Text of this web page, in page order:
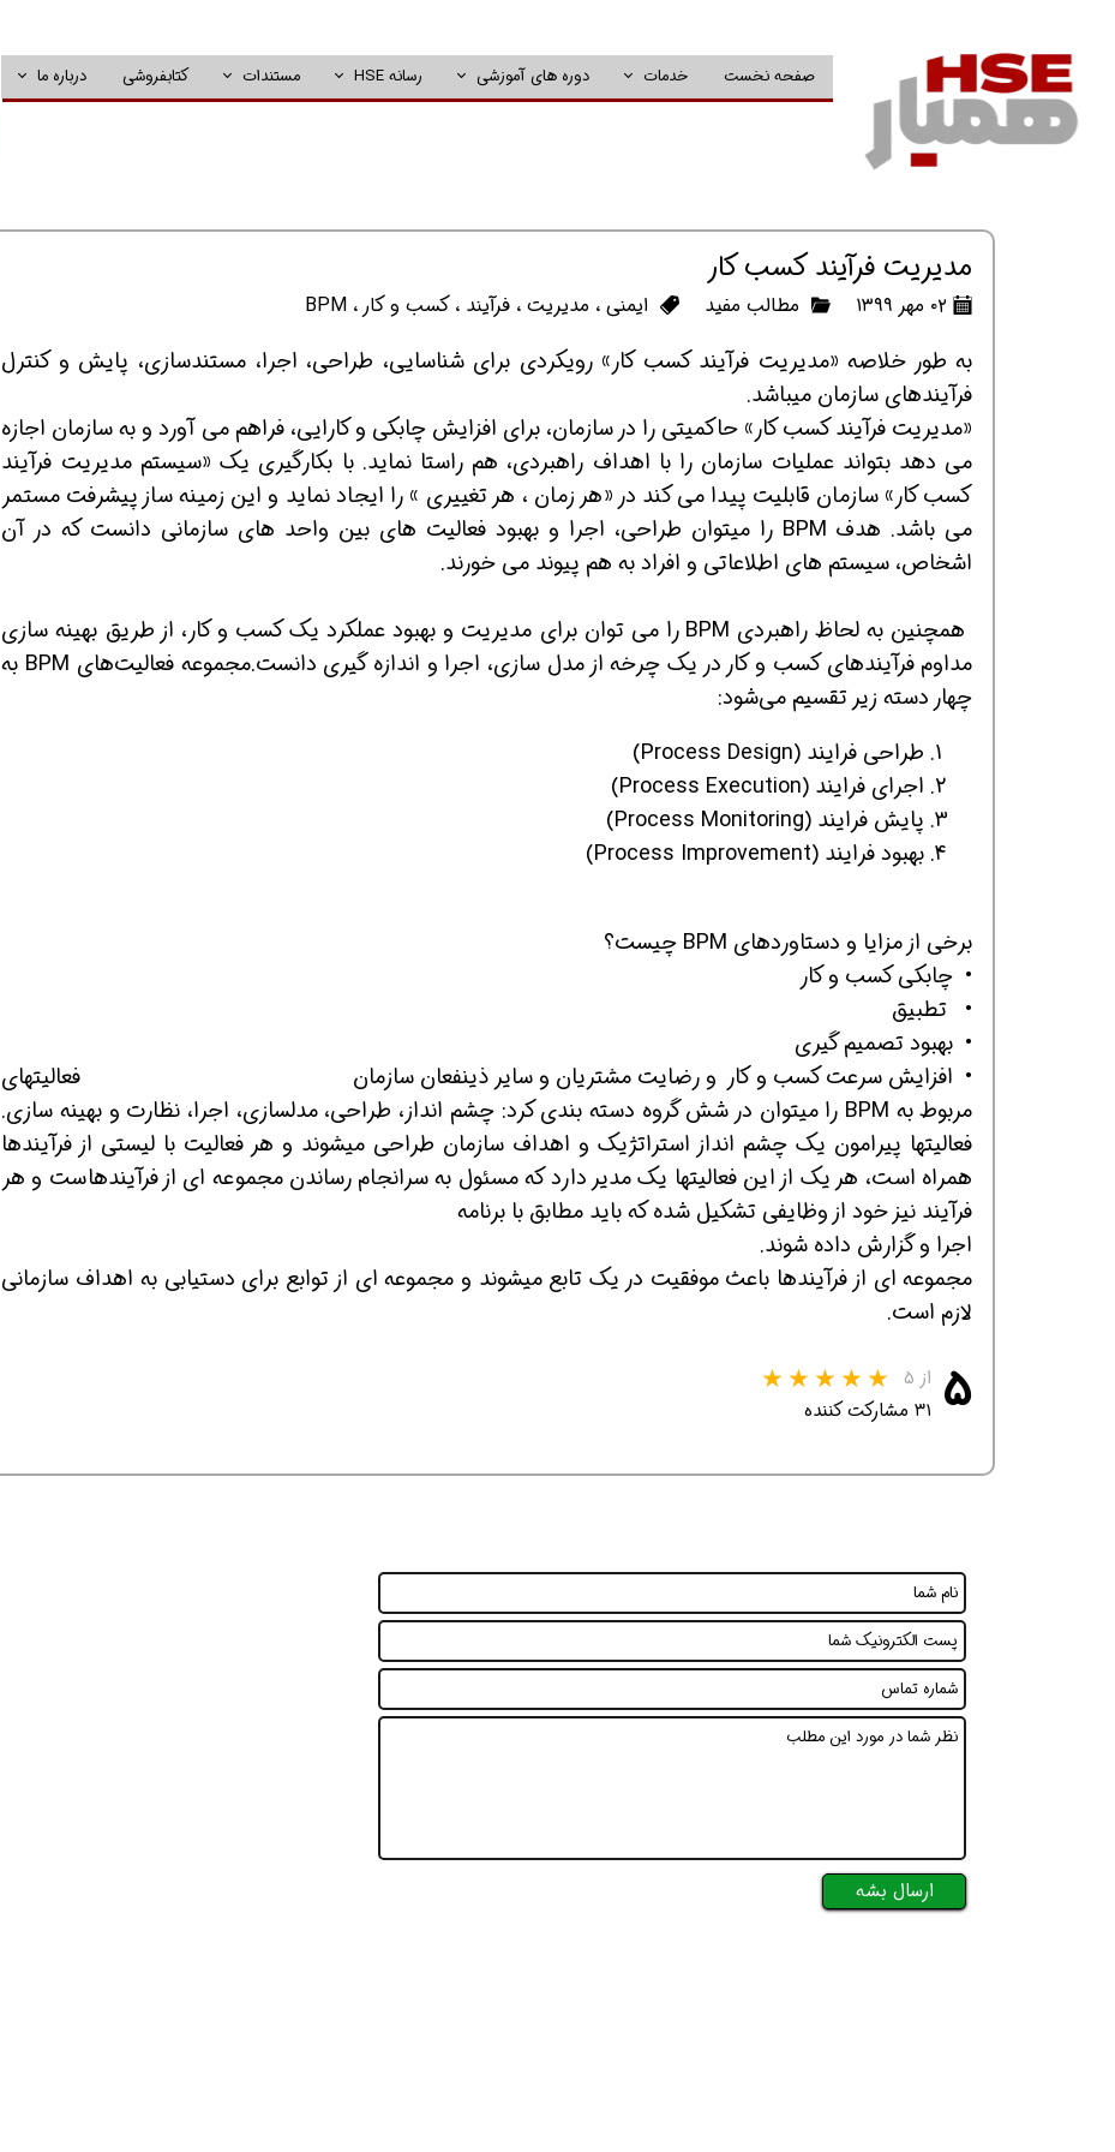
صفحه نخست خدمات دوره های آموزشی رسانه HSE
پادکست Safety Cast
مستندات کتابفروشی درباره ما
مدیریت فرآیند کسب کار
۰۲ مهر ۱۳۹۹ مطالب مفید ایمنی، مدیریت، فرآیند ، کسب و کار ، BPM
به طور خلاصه «مدیریت فرآیند کسب کار» رویکردی برای شناسایی، طراحی، اجرا، مستندسازی، پایش و کنترل
فرآیندهای سازمان میباشد.
«مدیریت فرآیند کسب کار» حاکمیتی را در سازمان، برای افزایش چابکی و کارایی، فراهم می آورد و به سازمان اجازه
می دهد بتواند عملیات سازمان را با اهداف راهبردی، هم راستا نماید. با بکارگیری یک «سیستم مدیریت فرآیند
کسب کار» سازمان قابلیت پیدا می کند در «هر زمان ، هر تغییری » را ایجاد نماید و این زمينه ساز پيشرفت مستمر
می باشد. هدف BPM را میتوان طراحی، اجرا و بهبود فعالیت های بین واحد های سازمانی دانست که در آن
اشخاص، سیستم های اطلاعاتی و افراد به هم پیوند می خورند.
همچنین به لحاظ راهبردی BPM را می توان برای مدیریت و بهبود عملکرد یک کسب و کار، از طریق بهینه سازی
مداوم فرآیندهای کسب و کار در یک چرخه از مدل سازی، اجرا و اندازه گیری دانست.مجموعه فعاليت‌هاي BPM به
چهار دسته زير تقسيم مي‌شود:
طراحی فرایند (Process Design)
اجراي فرایند (Process Execution)
پايش فرایند (Process Monitoring)
بهبود فرایند (Process Improvement)
برخی از مزایا و دستاوردهای BPM چیست؟
• چابكي كسب و كار
• تطبيق
• بهبود تصمیم گیری
• افزایش سرعت کسب و کار و رضایت مشتریان و سایر ذینفعان سازمان فعالیتهای
مربوط به BPM را میتوان در شش گروه دسته بندی کرد: چشم انداز، طراحی، مدلسازی، اجرا، نظارت و بهینه سازی.
فعالیتها پیرامون یک چشم انداز استراتژیک و اهداف سازمان طراحی میشوند و هر فعالیت با لیستی از فرآیندها
همراه است، هر یک از این فعالیتها یک مدیر دارد که مسئول به سرانجام رساندن مجموعه ای از فرآیندهاست و هر
فرآیند نیز خود از وظایفی تشکیل شده که باید مطابق با برنامه
اجرا و گزارش داده شوند.
مجموعه ای از فرآیندها باعث موفقیت در یک تابع میشوند و مجموعه ای از توابع برای دستیابی به اهداف سازمانی
لازم است.
۵ از ۵
۳۱ مشارکت کننده
ارسال بشه
همین حالا بگیرش
افسر HSE هوشمند شو افسر HSE هوشمند شو افسر HSE هوشمند شو افسر HSE هوشمند شو